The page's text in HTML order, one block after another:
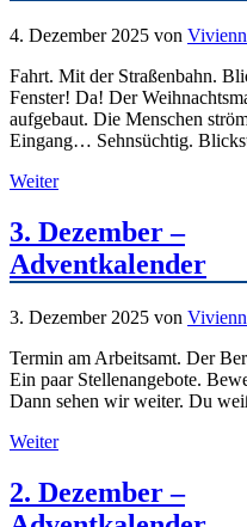
4. Dezember 2025 von
Fahrt. Mit der Straßenbahn.
Fenster! Da! Der
aufgebaut. Die Menschen
Eingang… Sehnsüchtig.
Weiter
3. Dezember –
Adventkalender
3. Dezember 2025 von
Termin am Arbeitsamt. Der
Ein paar Stellenangebote.
Dann sehen wir weiter. Du
Weiter
2. Dezember –